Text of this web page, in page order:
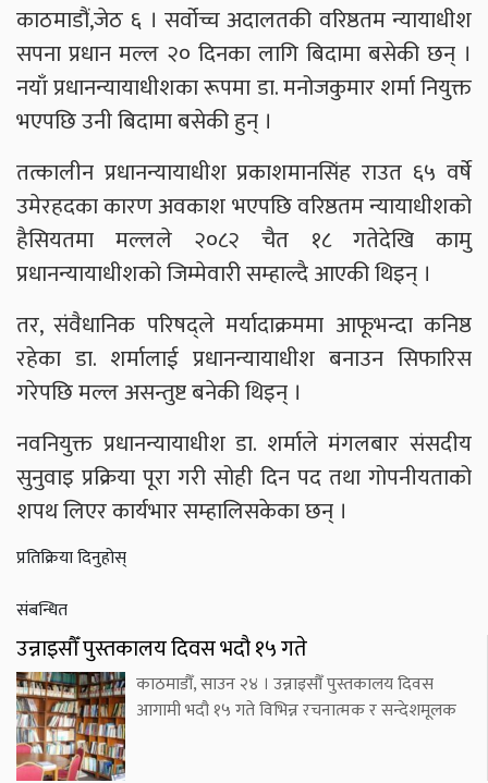
काठमाडौं,जेठ ६ । सर्वोच्च अदालतकी वरिष्ठतम न्यायाधीश
सपना प्रधान मल्ल २० दिनका लागि बिदामा बसेकी छन् ।
नयाँ प्रधानन्यायाधीशका रूपमा डा. मनोजकुमार शर्मा नियुक्त
भएपछि उनी बिदामा बसेकी हुन् ।
तत्कालीन प्रधानन्यायाधीश प्रकाशमानसिंह राउत ६५ वर्षे
उमेरहदका कारण अवकाश भएपछि वरिष्ठतम न्यायाधीशको
हैसियतमा मल्लले २०८२ चैत १८ गतेदेखि कामु
प्रधानन्यायाधीशको जिम्मेवारी सम्हाल्दै आएकी थिइन् ।
तर, संवैधानिक परिषद्ले मर्यादाक्रममा आफूभन्दा कनिष्ठ
रहेका डा. शर्मालाई प्रधानन्यायाधीश बनाउन सिफारिस
गरेपछि मल्ल असन्तुष्ट बनेकी थिइन् ।
नवनियुक्त प्रधानन्यायाधीश डा. शर्माले मंगलबार संसदीय
सुनुवाइ प्रक्रिया पूरा गरी सोही दिन पद तथा गोपनीयताको
शपथ लिएर कार्यभार सम्हालिसकेका छन् ।
प्रतिक्रिया दिनुहोस्
संबन्धित
उन्नाइसौँ पुस्तकालय दिवस भदौ १५ गते
काठमाडौँ, साउन २४ । उन्नाइसौँ पुस्तकालय दिवस
आगामी भदौ १५ गते विभिन्न रचनात्मक र सन्देशमूलक